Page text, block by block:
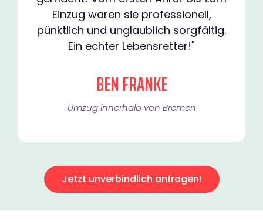
Einzug waren sie professionell,
pünktlich und unglaublich sorgfältig.
Ein echter Lebensretter!"
BEN FRANKE
Umzug innerhalb von Bremen​
Jetzt unverbindlich anfragen!